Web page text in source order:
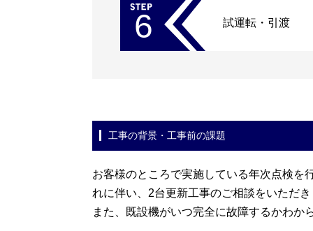
6 試運転・引渡
工事の背景・工事前の課題
お客様のところで実施している年次点検を
れに伴い、2台更新工事のご相談をいただ
また、既設機がいつ完全に故障するかわか